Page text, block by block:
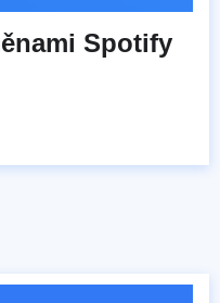
Spotify